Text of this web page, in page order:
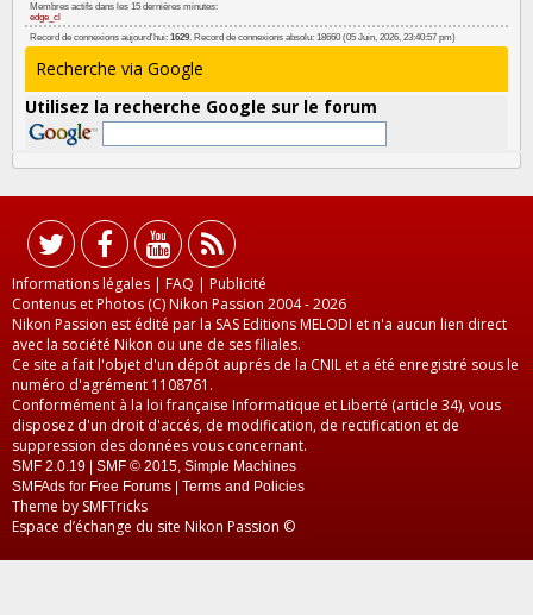
Membres actifs dans les 15 dernières minutes:
edge_cl
Record de connexions aujourd'hui: 1629. Record de connexions absolu: 18660 (05 Juin, 2026, 23:40:57 pm)
Recherche via Google
Utilisez la recherche Google sur le forum
Informations légales | FAQ | Publicité
Contenus et Photos (C) Nikon Passion 2004 - 2026
Nikon Passion est édité par la SAS Editions MELODI et n'a aucun lien direct
avec la société Nikon ou une de ses filiales.
Ce site a fait l'objet d'un dépôt auprés de la CNIL et a été enregistré sous le
numéro d'agrément 1108761.
Conformément à la loi française Informatique et Liberté (article 34), vous
disposez d'un droit d'accés, de modification, de rectification et de
suppression des données vous concernant.
SMF 2.0.19 | SMF © 2015, Simple Machines
SMFAds for Free Forums | Terms and Policies
Theme by SMFTricks
Espace d’échange du site Nikon Passion ©